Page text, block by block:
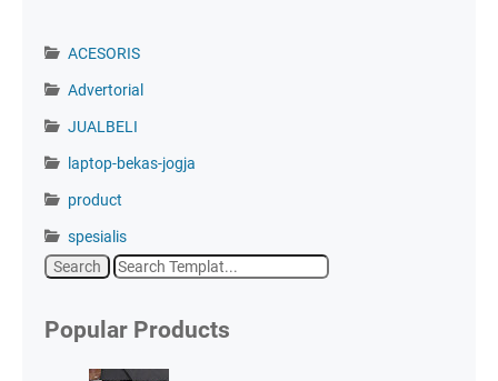
ACESORIS
Advertorial
JUALBELI
laptop-bekas-jogja
product
spesialis
Popular Products